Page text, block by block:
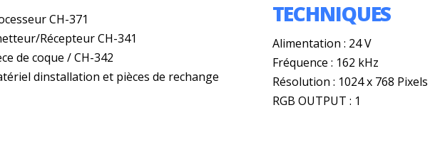
CH-371
Récepteur CH-341
de coque / CH-342
dinstallation et pièces de rechange
TECHNIQUES
Alimentation : 24 V
Fréquence : 162 kHz
Résolution : 1024 x 768 Pixels
RGB OUTPUT : 1